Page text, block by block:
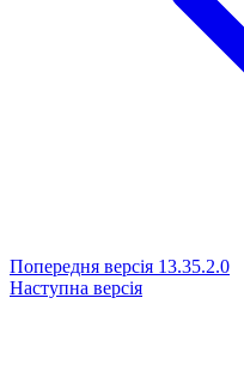
Попередня версія 13.35.2.0
Наступна версія